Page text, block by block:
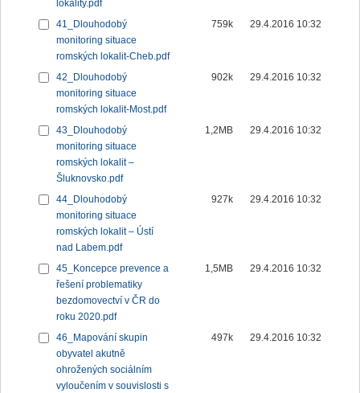
lokality.pdf
41_Dlouhodobý
monitoring situace
romských lokalit-Cheb.pdf
759k 29.4.2016 10:32
42_Dlouhodobý
monitoring situace
romských lokalit-Most.pdf
902k 29.4.2016 10:32
43_Dlouhodobý
monitoring situace
romských lokalit –
Šluknovsko.pdf
1,2MB 29.4.2016 10:32
44_Dlouhodobý
monitoring situace
romských lokalit – Ústí
nad Labem.pdf
927k 29.4.2016 10:32
45_Koncepce prevence a
řešení problematiky
bezdomovectví v ČR do
roku 2020.pdf
1,5MB 29.4.2016 10:32
46_Mapování skupin
obyvatel akutně
ohrožených sociálním
vyloučením v souvislosti s
497k 29.4.2016 10:32